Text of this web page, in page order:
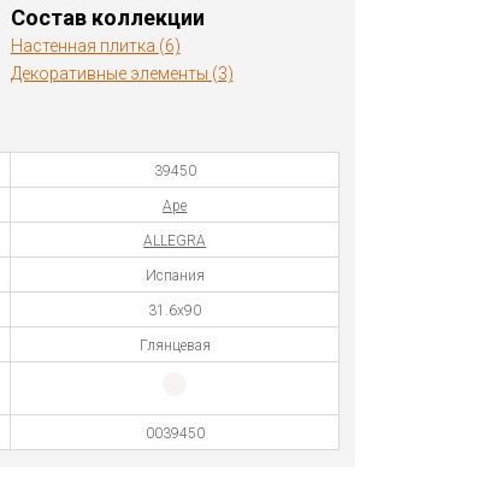
Состав коллекции
Настенная плитка (6)
Декоративные элементы (3)
39450
Ape
ALLEGRA
Испания
31.6x90
Глянцевая
0039450